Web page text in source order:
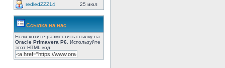
redledZZZ14
25 июл
Ссылка на нас
Если хотите разместить ссылку на
Oracle Primavera P6 . Используйте
этот HTML код: